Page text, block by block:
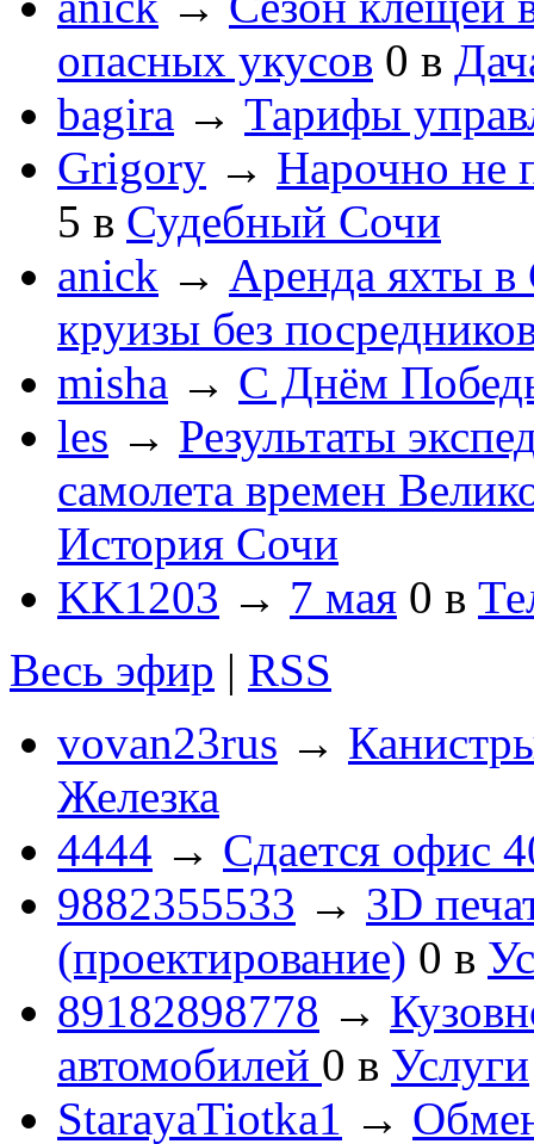
опасных укусов 0 в
bagira → Тарифы
Grigory → Нарочно не
5 в Судебный Сочи
anick → Аренда яхты в
круизы без
misha → С Днём
les → Результаты
самолета времен
История Сочи
KK1203 → 7 мая 0 в
Весь эфир | RSS
vovan23rus →
Железка
4444 → Сдается офис
9882355533 → 3D
(проектирование) 0 в
89182898778 →
автомобилей 0 в Услуги
StarayaTiotka1 →